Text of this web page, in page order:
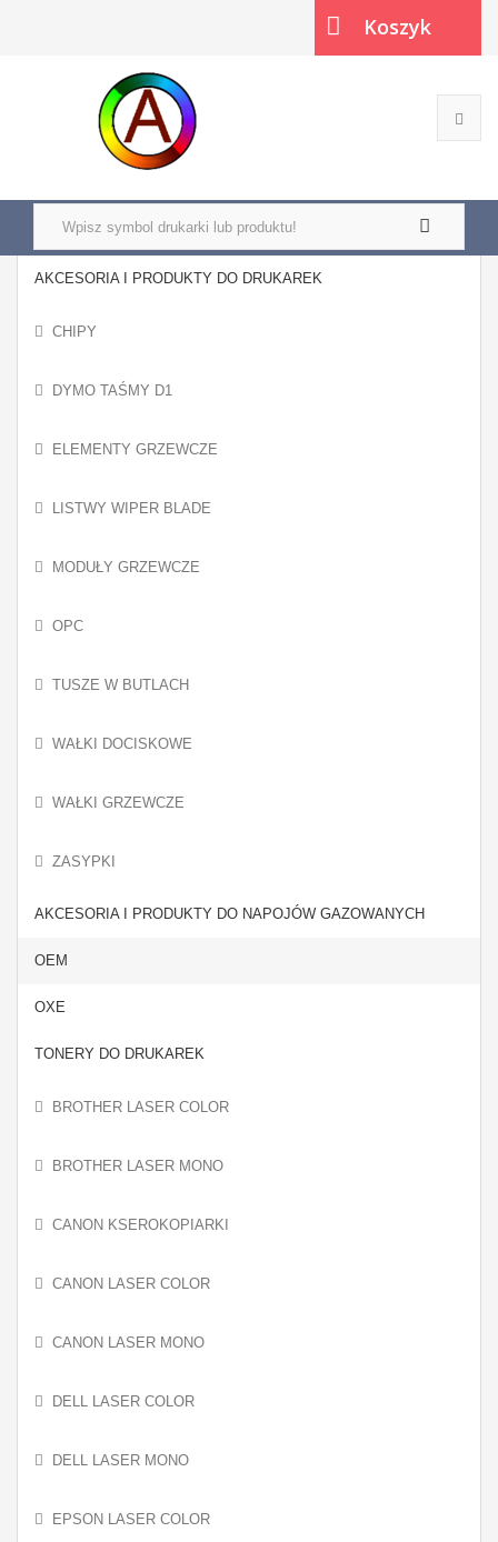
Koszyk
AKCESORIA I PRODUKTY DO DRUKAREK
CHIPY
DYMO TAŚMY D1
ELEMENTY GRZEWCZE
LISTWY WIPER BLADE
MODUŁY GRZEWCZE
OPC
TUSZE W BUTLACH
WAŁKI DOCISKOWE
WAŁKI GRZEWCZE
ZASYPKI
AKCESORIA I PRODUKTY DO NAPOJÓW GAZOWANYCH
OEM
OXE
TONERY DO DRUKAREK
BROTHER LASER COLOR
BROTHER LASER MONO
CANON KSEROKOPIARKI
CANON LASER COLOR
CANON LASER MONO
DELL LASER COLOR
DELL LASER MONO
EPSON LASER COLOR